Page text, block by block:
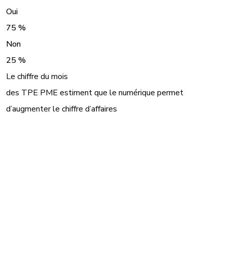
Oui
75 %
Non
25 %
Le chiffre du mois
des TPE PME estiment que le numérique permet
d’augmenter le chiffre d’affaires